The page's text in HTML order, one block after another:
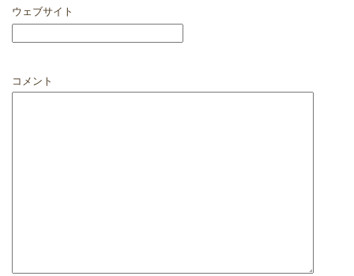
ウェブサイト
コメント